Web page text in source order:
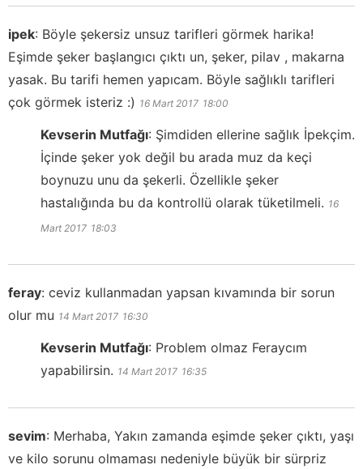
ipek: Böyle şekersiz unsuz tarifleri görmek harika!
Eşimde şeker başlangıcı çıktı un, şeker, pilav , makarna
yasak. Bu tarifi hemen yapıcam. Böyle sağlıklı tarifleri
çok görmek isteriz :) 16 Mart 2017 18:00
Kevserin Mutfağı: Şimdiden ellerine sağlık İpekçim.
İçinde şeker yok değil bu arada muz da keçi
boynuzu unu da şekerli. Özellikle şeker
hastalığında bu da kontrollü olarak tüketilmeli. 16
Mart 2017 18:03
feray: ceviz​ kullanmadan yapsan kıvamında bir sorun
olur mu 14 Mart 2017 16:30
Kevserin Mutfağı: Problem olmaz Feraycım
yapabilirsin. 14 Mart 2017 16:35
sevim: Merhaba, Yakın zamanda eşimde şeker çıktı, yaşı
ve kilo sorunu olmaması nedeniyle büyük bir sürpriz